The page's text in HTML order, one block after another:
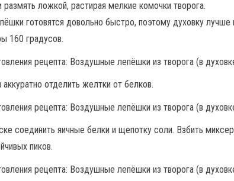
размять ложкой, растирая мелкие комочки творога.
готовятся довольно быстро, поэтому духовку лучше
160 градусов.
аккуратно отделить желтки от белков.
соединить яичные белки и щепотку соли. Взбить
пиков.